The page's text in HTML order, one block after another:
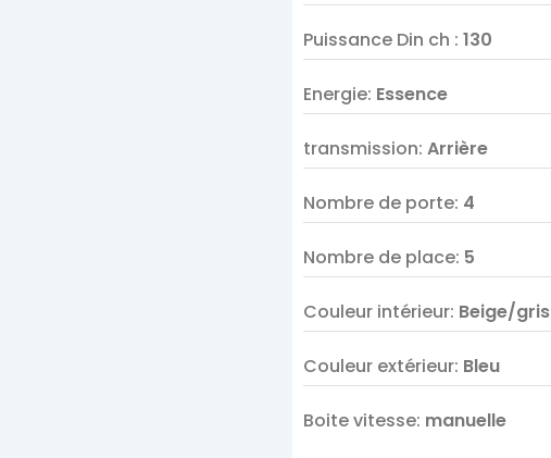
Puissance Din ch : 130
Energie: Essence
transmission: Arrière
Nombre de porte: 4
Nombre de place: 5
Couleur intérieur: Beige/gris
Couleur extérieur: Bleu
Boite vitesse: manuelle